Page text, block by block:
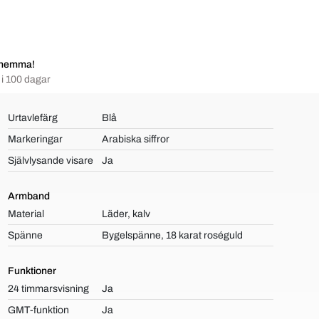
100 dagar
Urtavlefärg
Blå
Markeringar
Arabiska siffror
Självlysande visare
Ja
Armband
Material
Läder, kalv
Spänne
Bygelspänne, 18 karat roséguld
Funktioner
24 timmarsvisning
Ja
GMT-funktion
Ja